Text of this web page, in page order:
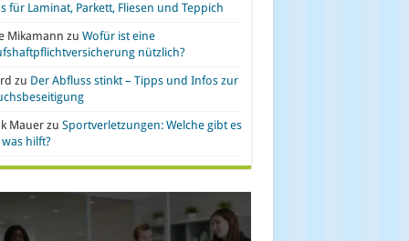
für Laminat, Parkett, Fliesen und Teppich
Mikamann zu Wofür ist eine
nützlich?
zu Der Abfluss stinkt – Tipps und Infos zur
Mauerzu Sportverletzungen: Welche gibt es
hilft?